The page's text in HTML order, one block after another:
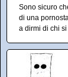
Sono sicuro
di una
a dirmi di chi si